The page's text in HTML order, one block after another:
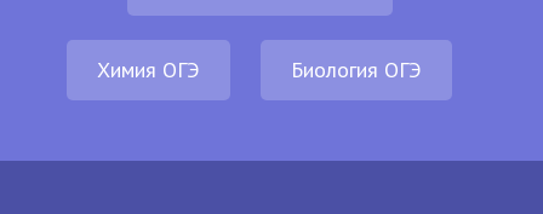
Химия ОГЭ Биология ОГЭ